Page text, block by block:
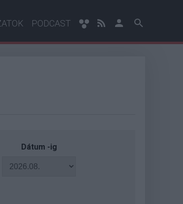
PODCAST
Dátum -ig